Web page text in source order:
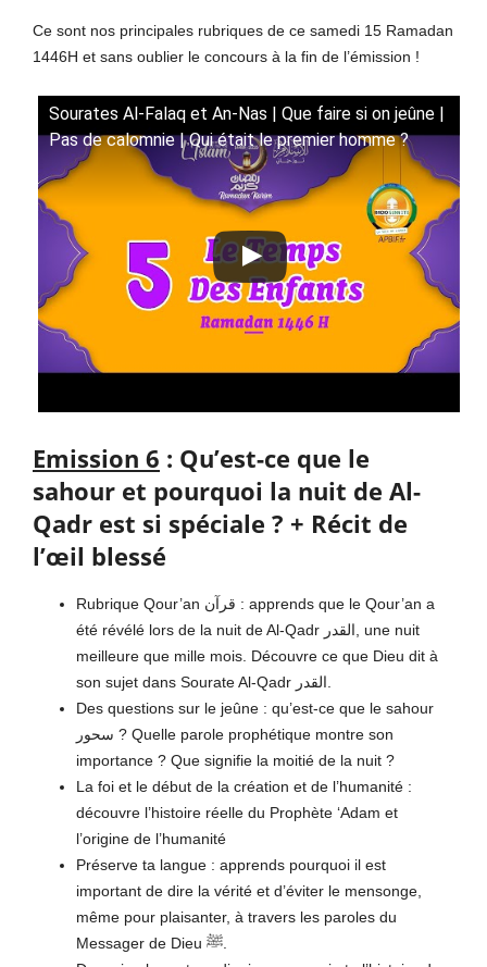
Ce sont nos principales rubriques de ce samedi 15 Ramadan
1446H et sans oublier le concours à la fin de l’émission !
Sourates Al-Falaq et An-Nas | Que faire si on jeûne |
Pas de calomnie | Qui était le premier homme ?
Emission 6 : Qu’est-ce que le
sahour et pourquoi la nuit de Al-
Qadr est si spéciale ? + Récit de
l’œil blessé
Rubrique Qour’an قرآن : apprends que le Qour’an a
été révélé lors de la nuit de Al-Qadr القدر, une nuit
meilleure que mille mois. Découvre ce que Dieu dit à
Des questions sur le jeûne : qu’est-ce que le sahour
سحور ? Quelle parole prophétique montre son
importance ? Que signifie la moitié de la nuit ?
La foi et le début de la création et de l’humanité :
découvre l’histoire réelle du Prophète ‘Adam et
l’origine de l’humanité
Préserve ta langue : apprends pourquoi il est
important de dire la vérité et d’éviter le mensonge,
même pour plaisanter, à travers les paroles du